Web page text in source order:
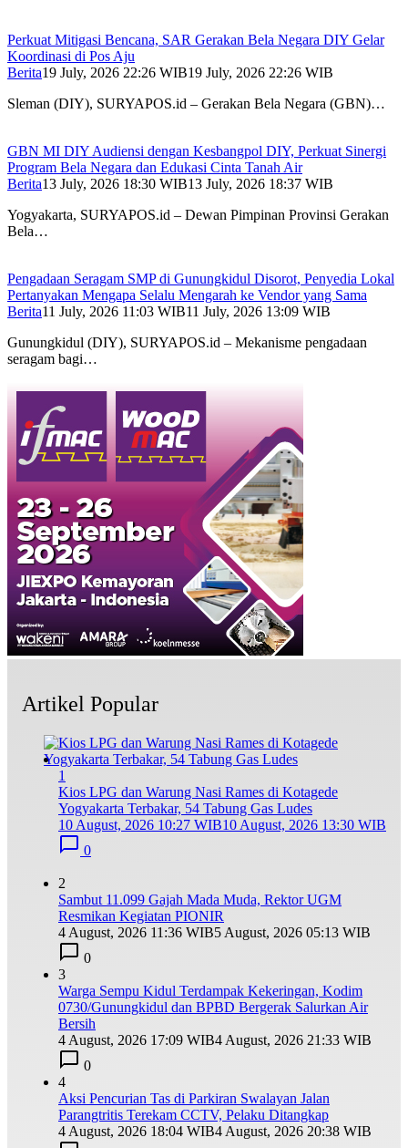
Perkuat Mitigasi Bencana, SAR Gerakan Bela Negara DIY Gelar
Koordinasi di Pos Aju
Berita19 July, 2026 22:26 WIB19 July, 2026 22:26 WIB
Sleman (DIY), SURYAPOS.id – Gerakan Bela Negara (GBN)…
GBN MI DIY Audiensi dengan Kesbangpol DIY, Perkuat Sinergi
Program Bela Negara dan Edukasi Cinta Tanah Air
Berita13 July, 2026 18:30 WIB13 July, 2026 18:37 WIB
Yogyakarta, SURYAPOS.id – Dewan Pimpinan Provinsi Gerakan
Bela…
Pengadaan Seragam SMP di Gunungkidul Disorot, Penyedia Lokal
Pertanyakan Mengapa Selalu Mengarah ke Vendor yang Sama
Berita11 July, 2026 11:03 WIB11 July, 2026 13:09 WIB
Gunungkidul (DIY), SURYAPOS.id – Mekanisme pengadaan
seragam bagi…
Artikel Popular
1
Kios LPG dan Warung Nasi Rames di Kotagede
Yogyakarta Terbakar, 54 Tabung Gas Ludes
10 August, 2026 10:27 WIB10 August, 2026 13:30 WIB
0
2
Sambut 11.099 Gajah Mada Muda, Rektor UGM
Resmikan Kegiatan PIONIR
4 August, 2026 11:36 WIB5 August, 2026 05:13 WIB
0
3
Warga Sempu Kidul Terdampak Kekeringan, Kodim
0730/Gunungkidul dan BPBD Bergerak Salurkan Air
Bersih
4 August, 2026 17:09 WIB4 August, 2026 21:33 WIB
0
4
Aksi Pencurian Tas di Parkiran Swalayan Jalan
Parangtritis Terekam CCTV, Pelaku Ditangkap
4 August, 2026 18:04 WIB4 August, 2026 20:38 WIB